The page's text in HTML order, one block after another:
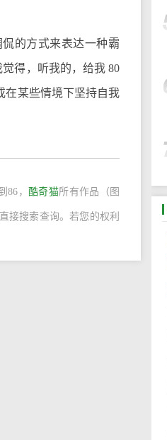
的方式来表达一种霸
得，听我的，给我 80
在某些情境下坚持自我
86， 酷奇猫所有作品（图
接搜索查询。若您的权利